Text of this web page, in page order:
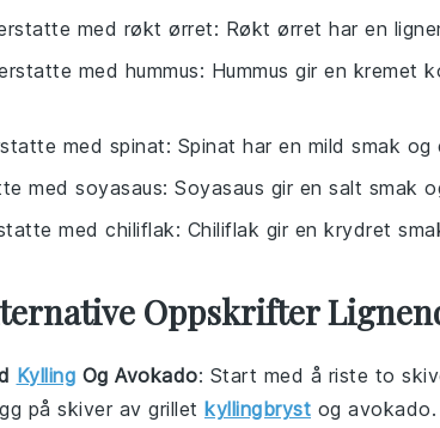
med røkt ørret: Røkt ørret har en
med hummus: Hummus gir en kremet
med spinat: Spinat har en mild smak
med soyasaus: Soyasaus gir en salt smak
med chiliflak: Chiliflak gir en krydret
Oppskrifter
Kylling Og Avokado: Start med å riste to
på skiver av grillet kyllingbryst og